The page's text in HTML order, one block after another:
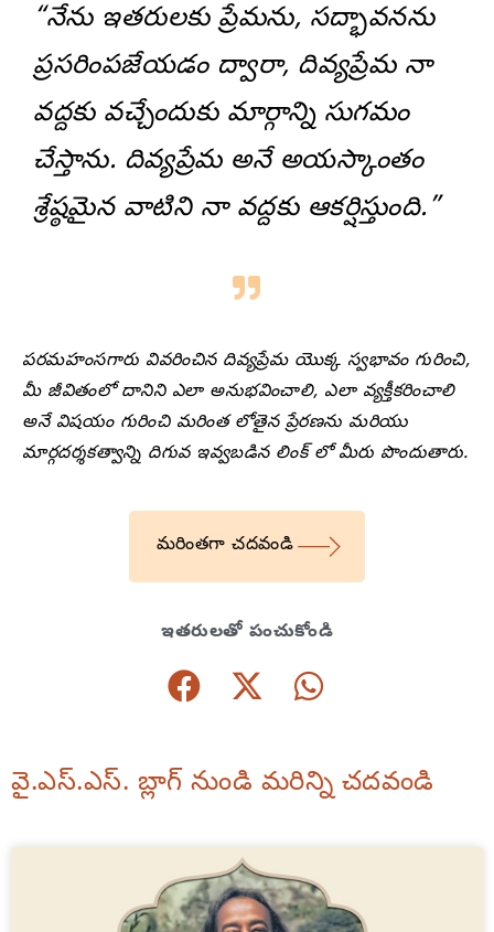
“నేను ఇతరులకు ప్రేమను, సద్భావనను
ప్రసరింపజేయడం ద్వారా, దివ్యప్రేమ నా
వద్దకు వచ్చేందుకు మార్గాన్ని సుగమం
చేస్తాను. దివ్యప్రేమ అనే అయస్కాంతం
శ్రేష్ఠమైన వాటిని నా వద్దకు ఆకర్షిస్తుంది.”
పరమహంసగారు వివరించిన దివ్యప్రేమ యొక్క స్వభావం గురించి,
మీ జీవితంలో దానిని ఎలా అనుభవించాలి, ఎలా వ్యక్తీకరించాలి
అనే విషయం గురించి మరింత లోతైన ప్రేరణను మరియు
మార్గదర్శకత్వాన్ని దిగువ ఇవ్వబడిన లింక్ లో మీరు పొందుతారు.
మరింతగా చదవండి
ఇతరులతో పంచుకోండి
వై.ఎస్.ఎస్. బ్లాగ్ నుండి మరిన్ని చదవండి